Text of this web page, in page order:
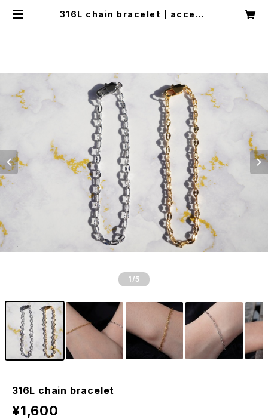
316L chain bracelet | access
1 /5
316L chain bracelet
¥1,600